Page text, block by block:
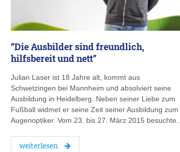
“Die Ausbilder sind freundlich,
hilfsbereit und nett”
Julian Laser ist 18 Jahre alt, kommt aus
Schwetzingen bei Mannheim und absolviert seine
Ausbildung in Heidelberg. Neben seiner Liebe zum
Fußball widmet er seine Zeit seiner Ausbildung zum
Augenoptiker. Vom 23. bis 27. März 2015 besuchte…
weiterlesen